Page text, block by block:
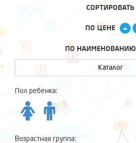
ВАРИАНТЫ
СОТРУДНИЧЕСТВА
СОРТИРОВАТЬ
ПО ЦЕНЕ
ПО НАИМЕНОВАНИЮ
Каталог
Пол ребенка:
Возрастная группа: